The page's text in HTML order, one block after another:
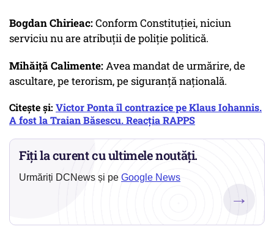
Bogdan Chirieac:Conform Constituției, niciun
serviciu nu are atribuții de poliție politică.
Mihăiță Calimente:Avea mandat de urmărire, de
ascultare, pe terorism, pe siguranță națională.
Citește și: Victor Ponta îl contrazice pe Klaus Iohannis.
A fost la Traian Băsescu. Reacția RAPPS
Fiți la curent cu ultimele noutăți.
Urmăriți DCNews și pe Google News
→